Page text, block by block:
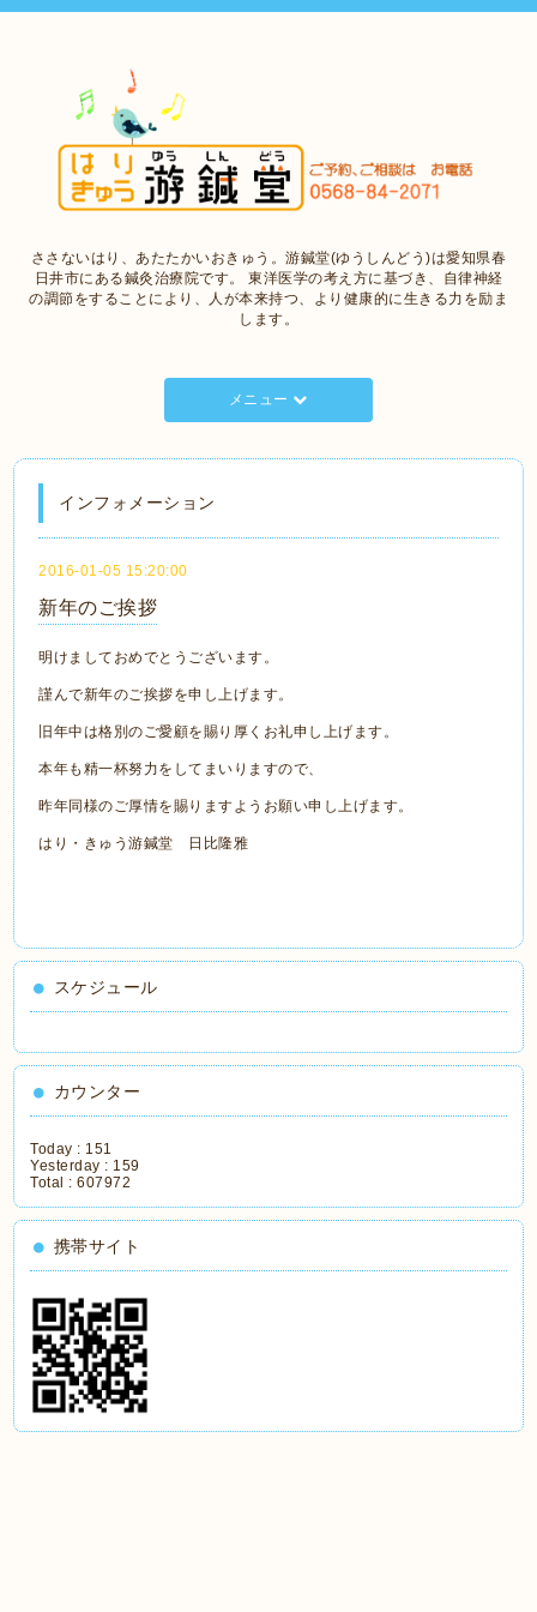
ささないはり、あたたかいおきゅう。游鍼堂(ゆうしんどう)は愛知県春
日井市にある鍼灸治療院です。 東洋医学の考え方に基づき、自律神経
の調節をすることにより、人が本来持つ、より健康的に生きる力を励ま
します。
メニュー
インフォメーション
2016-01-05 15:20:00
新年のご挨拶
明けましておめでとうございます。
謹んで新年のご挨拶を申し上げます。
旧年中は格別のご愛顧を賜り厚くお礼申し上げます。
本年も精一杯努力をしてまいりますので、
昨年同様のご厚情を賜りますようお願い申し上げます。
はり・きゅう游鍼堂 日比隆雅
スケジュール
カウンター
Today : 151
Yesterday : 159
Total :607972
携帯サイト